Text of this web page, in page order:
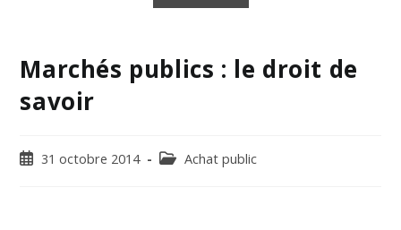
Marchés publics : le droit de
savoir
31 octobre 2014 Achat public